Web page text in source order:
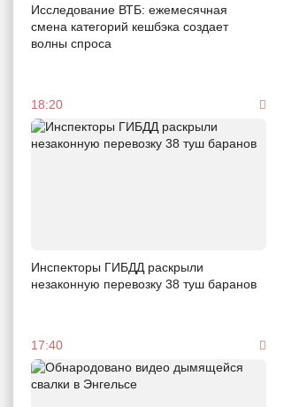
Исследование ВТБ: ежемесячная
смена категорий кешбэка создает
волны спроса
18:20
Инспекторы ГИБДД раскрыли
незаконную перевозку 38 туш баранов
17:40